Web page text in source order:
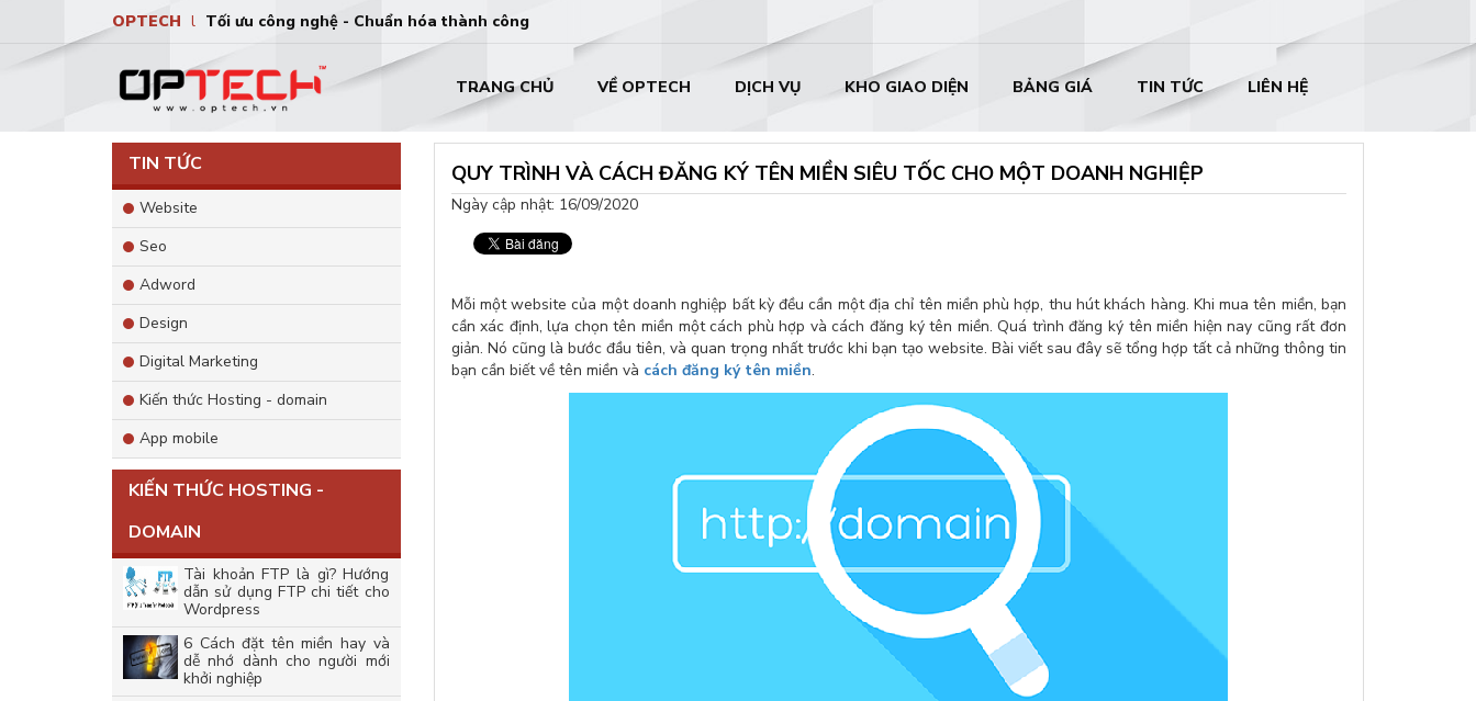
OPTECH l Tối ưu công nghệ - Chuẩn hóa thành công
TRANG CHỦ VỀ OPTECH DỊCH VỤ KHO GIAO DIỆN BẢNG GIÁ TIN TỨC LIÊN HỆ
QUY TRÌNH VÀ CÁCH ĐĂNG KÝ TÊN MIỀN SIÊU TỐC CHO MỘT DOANH NGHIỆP
Ngày cập nhật: 16/09/2020
Mỗi một website của một doanh nghiệp bất kỳ đều cần một địa chỉ tên miền phù hợp, thu hút khách hàng. Khi mua tên miền, bạn
cần xác định, lựa chọn tên miền một cách phù hợp và cách đăng ký tên miền. Quá trình đăng ký tên miền hiện nay cũng rất đơn
giản. Nó cũng là bước đầu tiên, và quan trọng nhất trước khi bạn tạo website. Bài viết sau đây sẽ tổng hợp tất cả những thông tin
bạn cần biết về tên miền và cách đăng ký tên miền.
TIN TỨC
Website
Seo
Adword
Design
Digital Marketing
Kiến thức Hosting - domain
App mobile
KIẾN THỨC HOSTING -
DOMAIN
Tài khoản FTP là gì? Hướng
dẫn sử dụng FTP chi tiết cho
Wordpress
6 Cách đặt tên miền hay và
dễ nhớ dành cho người mới
khởi nghiệp